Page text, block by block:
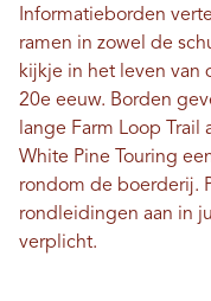
Informatieborden
ramen in zowel de
kijkje in het leven van
20e eeuw. Borden
lange Farm Loop Trail
White Pine Touring
rondom de boerderij.
rondleidingen aan in
verplicht.